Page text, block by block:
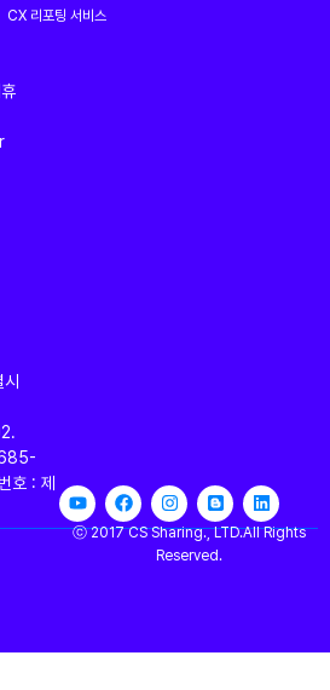
CX 리포팅 서비스
호 : 제
ⓒ 2017 CS Sharing., LTD.All Rights
Reserved.